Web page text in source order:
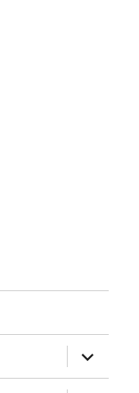
expand
child
menu